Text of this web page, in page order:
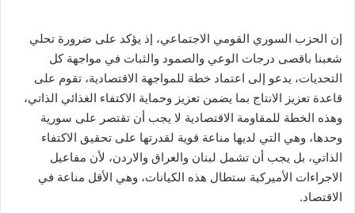
إن الحزب السوري القومي الاجتماعي، إذ يؤكد على ضرورة تحلي
شعبنا باقصى درجات الوعي والصمود والثبات في مواجهة كل
التحديات، يدعو إلى اعتماد خطة للمواجهة الاقتصادية، تقوم على
قاعدة تعزيز الانتاج بما يضمن تعزيز وحماية الاكتفاء الغذائي الذاتي،
وهذه الخطة للمقاومة الاقتصادية لا يجب أن تقتصر على سورية
وحدها، وهي التي لديها مناعة قوية لقدرتها على تحقيق الاكتفاء
الذاتي، بل يجب أن تشمل لبنان والعراق والاردن، لأن مفاعيل
الاجراءات الأميركية ستطال هذه الكيانات، وهي الأقل مناعة في
الاقتصاد.